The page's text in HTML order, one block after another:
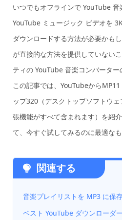
いつでもオフラインで YouTube 音
YouTube ミュージック ビデオを
ダウンロードする方法が必要かも
が直接的な方法を提供していない
ティの YouTube 音楽コンバータ
この記事では、YouTubeから
ップ320（デスクトップソフトウ
張機能がすべて含まれます）を紹
て、今すぐ試してみるのに最適な
関連する
音楽プレイリストを MP3 に保
ベスト YouTube ダウンローダ